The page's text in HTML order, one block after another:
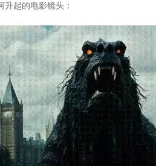
起的电影镜头：